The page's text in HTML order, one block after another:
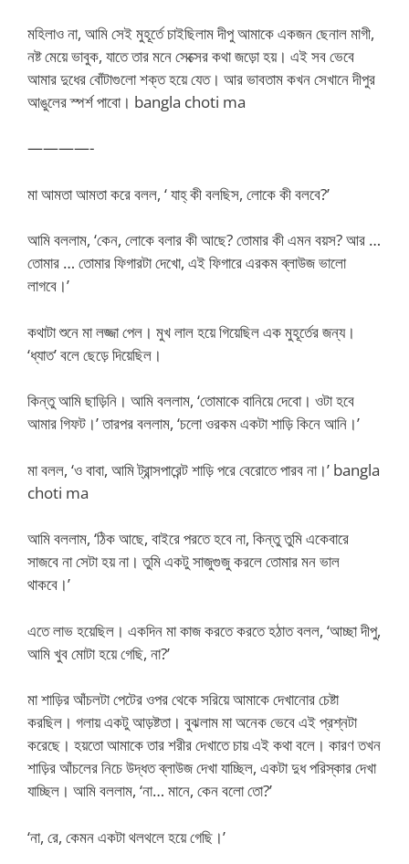
মহিলাও না, আমি সেই মুহূর্তে চাইছিলাম দীপু আমাকে একজন ছেনাল মাগী,
নষ্ট মেয়ে ভাবুক, যাতে তার মনে সেক্সের কথা জড়ো হয়। এই সব ভেবে
আমার দুধের বোঁটাগুলো শক্ত হয়ে যেত। আর ভাবতাম কখন সেখানে দীপুর
আঙুলের স্পর্শ পাবো। bangla choti ma
————-
মা আমতা আমতা করে বলল, ‘ যাহ্‌ কী বলছিস, লোকে কী বলবে?’
আমি বললাম, ‘কেন, লোকে বলার কী আছে? তোমার কী এমন বয়স? আর …
তোমার … তোমার ফিগারটা দেখো, এই ফিগারে এরকম ব্লাউজ ভালো
লাগবে।’
কথাটা শুনে মা লজ্জা পেল। মুখ লাল হয়ে গিয়েছিল এক মুহূর্তের জন্য।
‘ধ্যাত’ বলে ছেড়ে দিয়েছিল।
কিন্তু আমি ছাড়িনি। আমি বললাম, ‘তোমাকে বানিয়ে দেবো। ওটা হবে
আমার গিফট।’ তারপর বললাম, ‘চলো ওরকম একটা শাড়ি কিনে আনি।’
মা বলল, ‘ও বাবা, আমি ট্রান্সপারেন্ট শাড়ি পরে বেরোতে পারব না।’ bangla
choti ma
আমি বললাম, ‘ঠিক আছে, বাইরে পরতে হবে না, কিন্তু তুমি একেবারে
সাজবে না সেটা হয় না। তুমি একটু সাজুগুজু করলে তোমার মন ভাল
থাকবে।’
এতে লাভ হয়েছিল। একদিন মা কাজ করতে করতে হঠাত বলল, ‘আচ্ছা দীপু,
আমি খুব মোটা হয়ে গেছি, না?’
মা শাড়ির আঁচলটা পেটের ওপর থেকে সরিয়ে আমাকে দেখানোর চেষ্টা
করছিল। গলায় একটু আড়ষ্টতা। বুঝলাম মা অনেক ভেবে এই প্রশ্নটা
করেছে। হয়তো আমাকে তার শরীর দেখাতে চায় এই কথা বলে। কারণ তখন
শাড়ির আঁচলের নিচে উদ্ধত ব্লাউজ দেখা যাচ্ছিল, একটা দুধ পরিস্কার দেখা
যাচ্ছিল। আমি বললাম, ‘না… মানে, কেন বলো তো?’
‘না, রে, কেমন একটা থলথলে হয়ে গেছি।’